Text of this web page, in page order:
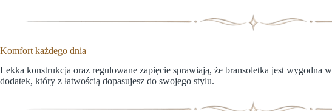
Komfort każdego dnia
Lekka konstrukcja oraz regulowane zapięcie sprawiają, że bransoletka jest wygodna
dodatek, który z łatwością dopasujesz do swojego stylu.